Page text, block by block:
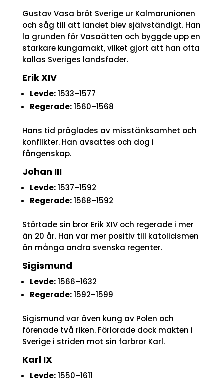
Gustav Vasa bröt Sverige ur Kalmarunionen
och såg till att landet blev självständigt. Han
la grunden för Vasaätten och byggde upp en
starkare kungamakt, vilket gjort att han ofta
kallas Sveriges landsfader.
Erik XIV
Levde:1533–1577
Regerade:1560–1568
Hans tid präglades av misstänksamhet och
konflikter. Han avsattes och dog i
fångenskap.
Johan III
Levde:1537–1592
Regerade:1568–1592
Störtade sin bror Erik XIV och regerade i mer
än 20 år. Han var mer positiv till katolicismen
än många andra svenska regenter.
Sigismund
Levde:1566–1632
Regerade:1592–1599
Sigismund var även kung av Polen och
förenade två riken. Förlorade dock makten i
Sverige i striden mot sin farbror Karl.
Karl IX
Levde:1550–1611